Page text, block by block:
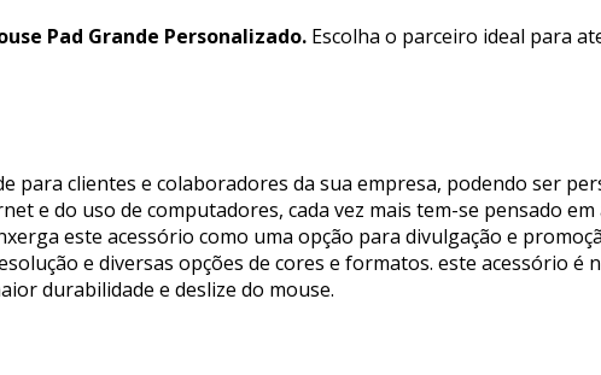
Pad Grande Personalizado. Escolha o parceiro ideal para
para clientes e colaboradores da sua empresa, podendo ser
e do uso de computadores, cada vez mais tem-se pensado
este acessório como uma opção para divulgação e
e diversas opções de cores e formatos. este acessório é
durabilidade e deslize do mouse.